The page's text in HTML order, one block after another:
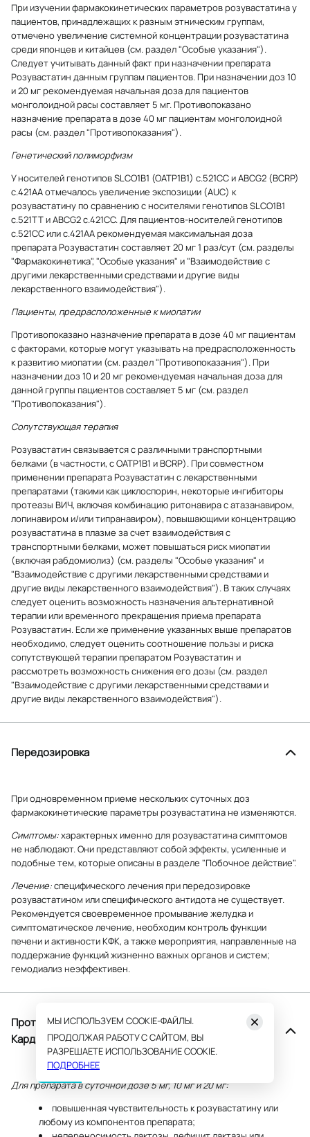
При изучении фармакокинетических параметров розувастатина у
пациентов, принадлежащих к разным этническим группам,
отмечено увеличение системной концентрации розувастатина
среди японцев и китайцев (см. раздел "Особые указания").
Следует учитывать данный факт при назначении препарата
Розувастатин данным группам пациентов. При назначении доз 10
и 20 мг рекомендуемая начальная доза для пациентов
монголоидной расы составляет 5 мг. Противопоказано
назначение препарата в дозе 40 мг пациентам монголоидной
расы (см. раздел "Противопоказания").
Генетический полиморфизм
У носителей генотипов SLCO1B1 (OATP1B1) c.521CC и ABCG2 (BCRP)
с.421АА отмечалось увеличение экспозиции (AUC) к
розувастатину по сравнению с носителями генотипов SLCO1B1
c.521TT и ABCG2 c.421CC. Для пациентов-носителей генотипов
с.521CC или с.421АА рекомендуемая максимальная доза
препарата Розувастатин составляет 20 мг 1 раз/сут (см. разделы
"Фармакокинетика", "Особые указания" и "Взаимодействие с
другими лекарственными средствами и другие виды
лекарственного взаимодействия").
Пациенты, предрасположенные к миопатии
Противопоказано назначение препарата в дозе 40 мг пациентам
с факторами, которые могут указывать на предрасположенность
к развитию миопатии (см. раздел "Противопоказания"). При
назначении доз 10 и 20 мг рекомендуемая начальная доза для
данной группы пациентов составляет 5 мг (см. раздел
"Противопоказания").
Сопутствующая терапия
Розувастатин связывается с различными транспортными
белками (в частности, с ОАТР1В1 и BCRP). При совместном
применении препарата Розувастатин с лекарственными
препаратами (такими как циклоспорин, некоторые ингибиторы
протеазы ВИЧ, включая комбинацию ритонавира с атазанавиром,
лопинавиром и/или типранавиром), повышающими концентрацию
розувастатина в плазме за счет взаимодействия с
транспортными белками, может повышаться риск миопатии
(включая рабдомиолиз) (см. разделы "Особые указания" и
"Взаимодействие с другими лекарственными средствами и
другие виды лекарственного взаимодействия"). В таких случаях
следует оценить возможность назначения альтернативной
терапии или временного прекращения приема препарата
Розувастатин. Если же применение указанных выше препаратов
необходимо, следует оценить соотношение пользы и риска
сопутствующей терапии препаратом Розувастатин и
рассмотреть возможность снижения его дозы (см. раздел
"Взаимодействие с другими лекарственными средствами и
другие виды лекарственного взаимодействия").
Передозировка
При одновременном приеме нескольких суточных доз
фармакокинетические параметры розувастатина не изменяются.
Симптомы:характерных именно для розувастатина симптомов
не наблюдают. Они представляют собой эффекты, усиленные и
подобные тем, которые описаны в разделе "Побочное действие".
Лечение:специфического лечения при передозировке
розувастатином или специфического антидота не существует.
Рекомендуется своевременное промывание желудка и
симптоматическое лечение, необходим контроль функции
печени и активности КФК, а также мероприятия, направленные на
поддержание функций жизненно важных органов и систем;
гемодиализ неэффективен.
Противопоказания к применению препарата
Кардиолип
Для препарата в суточной дозе 5 мг, 10 мг и 20 мг:
повышенная чувствительность к розувастатину или
любому из компонентов препарата;
МЫ ИСПОЛЬЗУЕМ COOKIE-ФАЙЛЫ.
ПРОДОЛЖАЯ РАБОТУ С САЙТОМ, ВЫ
РАЗРЕШАЕТЕ ИСПОЛЬЗОВАНИЕ COOKIE.
ПОДРОБНЕЕ